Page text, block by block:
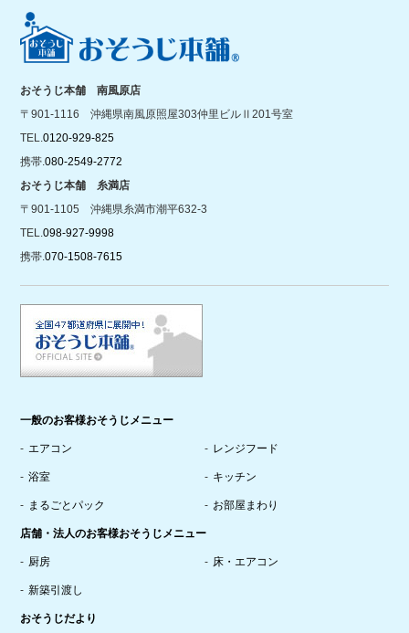
おそうじ本舗 南風原店
〒901-1116 沖縄県南風原照屋303仲里ビルⅡ201号室
TEL.0120-929-825
携帯.080-2549-2772
おそうじ本舗 糸満店
〒901-1105 沖縄県糸満市潮平632-3
TEL.098-927-9998
携帯.070-1508-7615
一般のお客様おそうじメニュー
エアコン レンジフード
浴室 キッチン
まるごとパック お部屋まわり
店舗・法人のお客様おそうじメニュー
厨房 床・エアコン
新築引渡し
おそうじだより